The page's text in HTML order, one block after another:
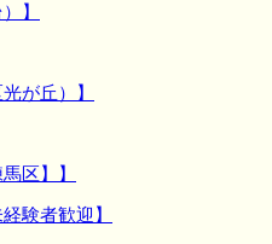
】
が丘）】
区】】
験者歓迎】